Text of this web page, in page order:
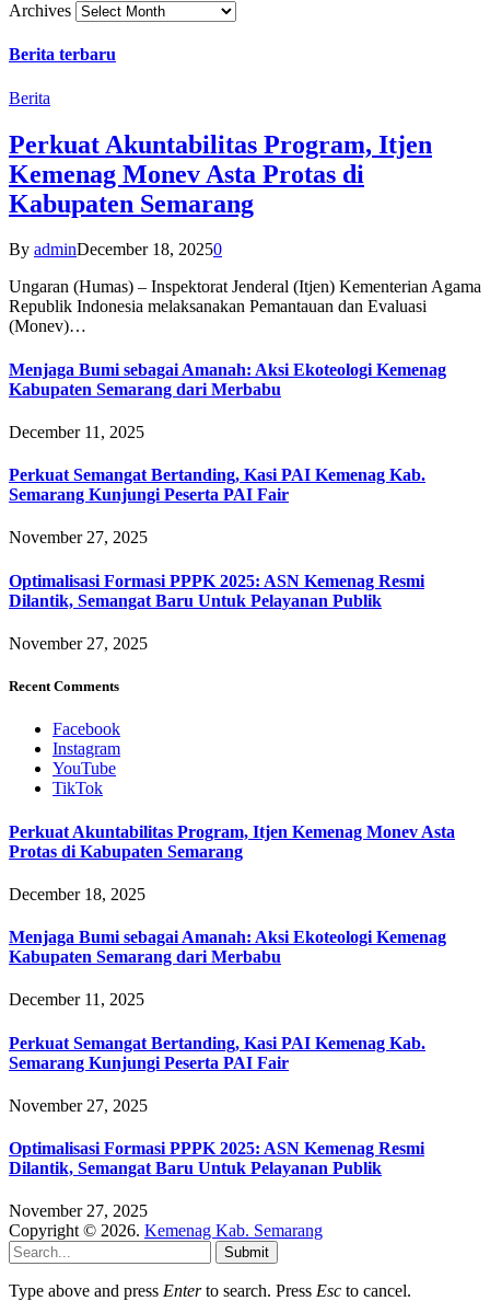
Archives
Berita terbaru
Berita
Perkuat Akuntabilitas Program, Itjen
Kemenag Monev Asta Protas di
Kabupaten Semarang
By adminDecember 18, 20250
Ungaran (Humas) – Inspektorat Jenderal (Itjen) Kementerian Agama
Republik Indonesia melaksanakan Pemantauan dan Evaluasi
(Monev)…
Menjaga Bumi sebagai Amanah: Aksi Ekoteologi Kemenag
Kabupaten Semarang dari Merbabu
December 11, 2025
Perkuat Semangat Bertanding, Kasi PAI Kemenag Kab.
Semarang Kunjungi Peserta PAI Fair
November 27, 2025
Optimalisasi Formasi PPPK 2025: ASN Kemenag Resmi
Dilantik, Semangat Baru Untuk Pelayanan Publik
November 27, 2025
Recent Comments
Facebook
Instagram
YouTube
TikTok
Perkuat Akuntabilitas Program, Itjen Kemenag Monev Asta
Protas di Kabupaten Semarang
December 18, 2025
Menjaga Bumi sebagai Amanah: Aksi Ekoteologi Kemenag
Kabupaten Semarang dari Merbabu
December 11, 2025
Perkuat Semangat Bertanding, Kasi PAI Kemenag Kab.
Semarang Kunjungi Peserta PAI Fair
November 27, 2025
Optimalisasi Formasi PPPK 2025: ASN Kemenag Resmi
Dilantik, Semangat Baru Untuk Pelayanan Publik
November 27, 2025
Copyright © 2026. Kemenag Kab. Semarang
Submit
Type above and press Enterto search. Press Esc to cancel.